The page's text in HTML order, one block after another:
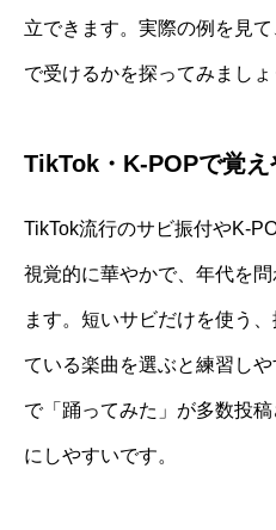
立できます。実際の例を見
で受けるかを探ってみましょ
TikTok・K-POPで覚
TikTok流行のサビ振付やK-
視覚的に華やかで、年代を
ます。短いサビだけを使う
ている楽曲を選ぶと練習し
で「踊ってみた」が多数投
にしやすいです。